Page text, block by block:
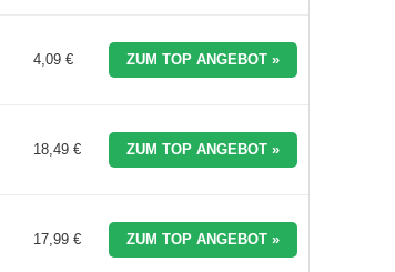
4,09 € ZUM TOP ANGEBOT »
18,49 € ZUM TOP ANGEBOT »
17,99 € ZUM TOP ANGEBOT »